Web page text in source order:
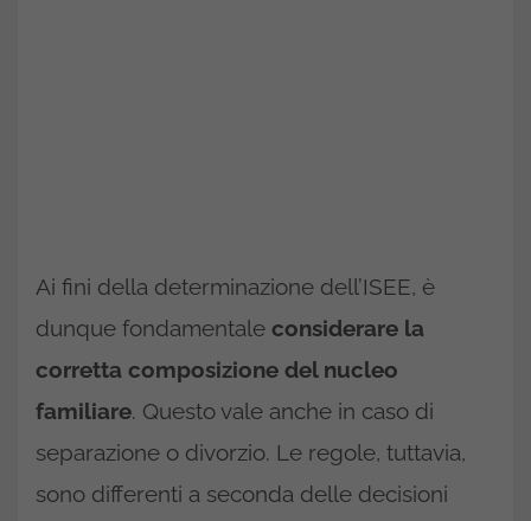
Ai fini della determinazione dell’ISEE, è
dunque fondamentale considerare la
corretta composizione del nucleo
familiare. Questo vale anche in caso di
separazione o divorzio. Le regole, tuttavia,
sono differenti a seconda delle decisioni